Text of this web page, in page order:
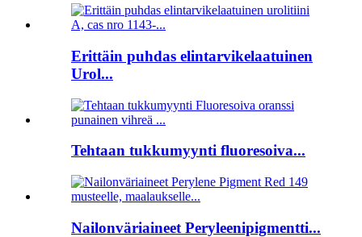
Erittäin puhdas elintarvikelaatuinen
Urol...
Tehtaan tukkumyynti fluoresoiva...
Nailonväriaineet Peryleenipigmentti...